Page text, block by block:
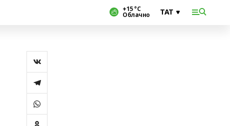
+15 °С
Облачно